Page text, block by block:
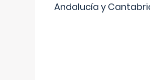
Andalucía y